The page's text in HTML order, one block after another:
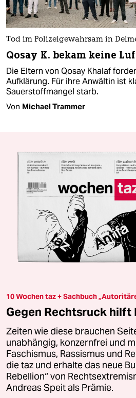
Tod im Polizeigewahrsam in
Qosay K. bekam keine
Die Eltern von Qosay Khalaf
Aufklärung. Für ihre Anwältin ist
Sauerstoffmangel starb.
Von Michael Trammer
10 Wochen taz + Sachbuch
Gegen Rechtsruck
Zeiten wie diese brauchen
unabhängig, konzernfrei und
Faschismus, Rassismus und
die taz und erhalte das neue
Rebellion“ von
Andreas Speit als Prämie.